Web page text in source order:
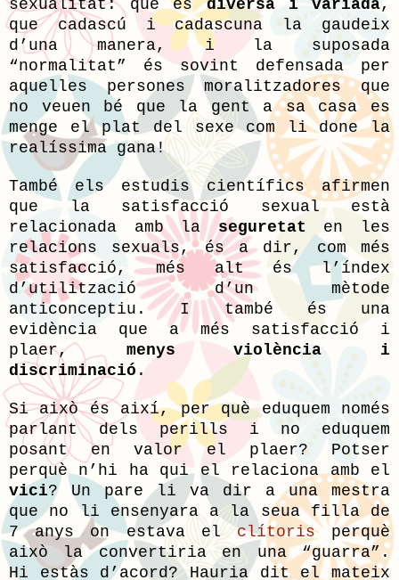
sexualitat: que ésdiversa i variada,
que cadascú i cadascuna la gaudeix
d’una manera, i la suposada
“normalitat” és sovint defensada per
aquelles persones moralitzadores que
no veuen bé que la gent a sa casa es
menge el plat del sexe com li done la
realíssima gana!
També els estudis científics afirmen
que la satisfacció sexual està
relacionada amb laseguretat en les
relacions sexuals, és a dir, com més
satisfacció, més alt és l’índex
d’utilització d’un mètode
anticonceptiu. I també és una
evidència que a més satisfacció i
plaer, menys violència i
discriminació .
Si això és així, per què eduquem només
parlant dels perills i no eduquem
posant en valor el plaer? Potser
perquè n’hi ha qui el relaciona amb el
vici? Un pare li va dir a una mestra
que no li ensenyara a la seua filla de
7 anys on estava elclítorisperquè
això la convertiria en una “guarra”.
Hi estàs d’acord? Hauria dit el mateix